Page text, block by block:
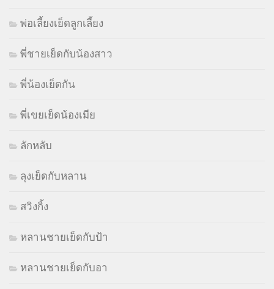
พ่อเลี้ยงเย็ดลูกเลี้ยง
พี่ชายเย็ดกับน้องสาว
พี่น้องเย็ดกัน
พี่เขยเย็ดน้องเมีย
ลักหลับ
ลุงเย็ดกับหลาน
สวิงกิ้ง
หลานชายเย็ดกับป้า
หลานชายเย็ดกับอา